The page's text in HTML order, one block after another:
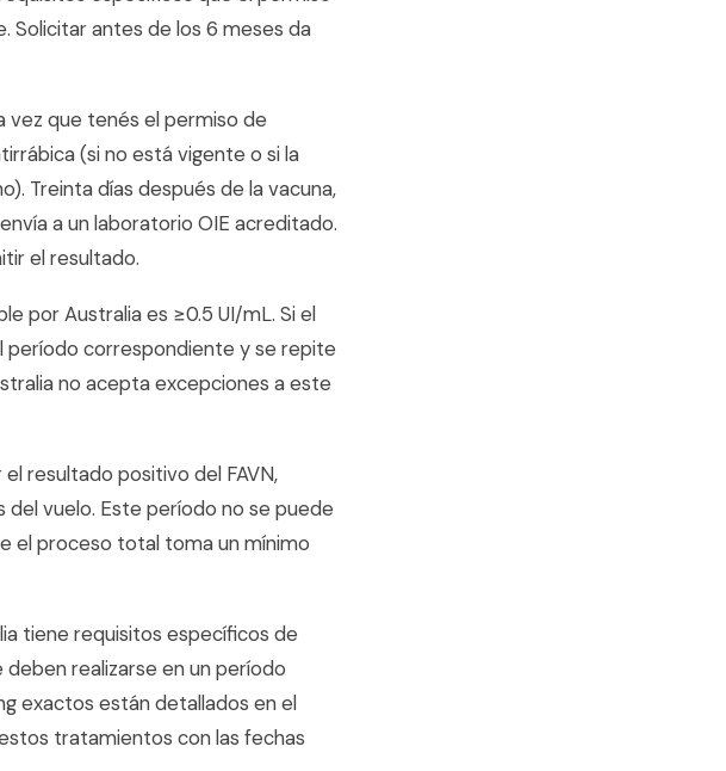
Solicitar antes de los 6 meses da
vez que tenés el permiso de
(si no está vigente o si la
Treinta días después de la vacuna,
a un laboratorio OIE acreditado.
el resultado.
por Australia es ≥0.5 UI/mL. Si el
período correspondiente y se repite
no acepta excepciones a este
resultado positivo del FAVN,
vuelo. Este período no se puede
el proceso total toma un mínimo
tiene requisitos específicos de
realizarse en un período
exactos están detallados en el
tratamientos con las fechas